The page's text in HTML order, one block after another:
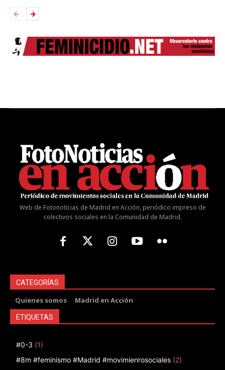
Web de Fotonoticias de Madrid en Acción, periódico impreso de
colectivos sociales en la Comunidad de Madrid.
CATEGORÍAS
Quienes somos Madrid en Acción
ETIQUETAS
#0-3 (1)
#8m #feminismo #Madrid #movimienrosociales (2)